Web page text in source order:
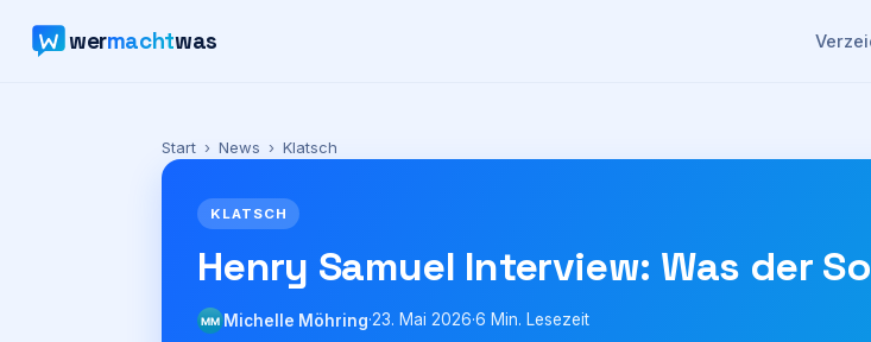
wermachtwas
Start › News › Klatsch
KLATSCH
Henry Samuel Interview: Was der
MM Michelle Möhring·23. Mai 2026·6 Min. Lesezeit